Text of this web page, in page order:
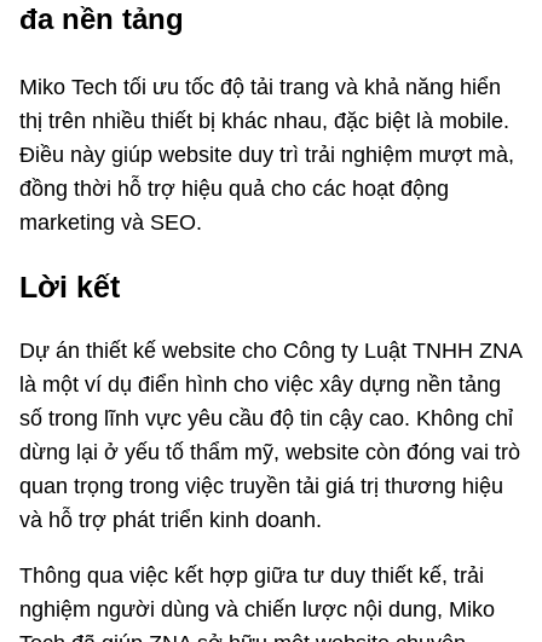
đa nền tảng
Miko Tech tối ưu tốc độ tải trang và khả năng hiển
thị trên nhiều thiết bị khác nhau, đặc biệt là mobile.
Điều này giúp website duy trì trải nghiệm mượt mà,
đồng thời hỗ trợ hiệu quả cho các hoạt động
marketing và SEO.
Lời kết
Dự án thiết kế website cho Công ty Luật TNHH ZNA
là một ví dụ điển hình cho việc xây dựng nền tảng
số trong lĩnh vực yêu cầu độ tin cậy cao. Không chỉ
dừng lại ở yếu tố thẩm mỹ, website còn đóng vai trò
quan trọng trong việc truyền tải giá trị thương hiệu
và hỗ trợ phát triển kinh doanh.
Thông qua việc kết hợp giữa tư duy thiết kế, trải
nghiệm người dùng và chiến lược nội dung, Miko